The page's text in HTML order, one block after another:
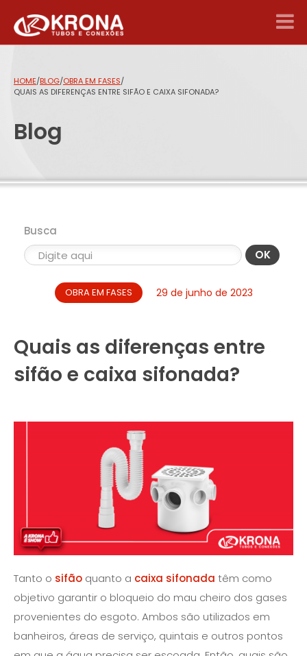
HOME/BLOG/OBRA EM FASES/
QUAIS AS DIFERENÇAS ENTRE SIFÃO E CAIXA SIFONADA?
Blog
Busca
OK
OBRA EM FASES 29 de junho de 2023
Quais as diferenças entre
sifão e caixa sifonada?
Tanto o sifão quanto a caixa sifonada têm como
objetivo garantir o bloqueio do mau cheiro dos gases
provenientes do esgoto. Ambos são utilizados em
banheiros, áreas de serviço, quintais e outros pontos